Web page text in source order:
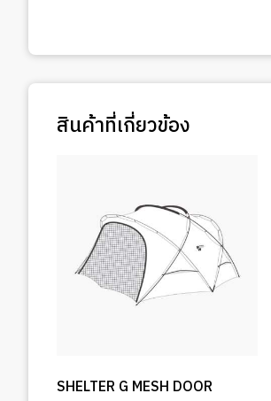
สินค้าที่เกี่ยวข้อง
SHELTER G MESH DOOR